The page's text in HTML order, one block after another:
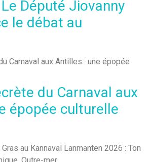
Député Jiovanny
le débat au
du Carnaval aux
épopée culturelle